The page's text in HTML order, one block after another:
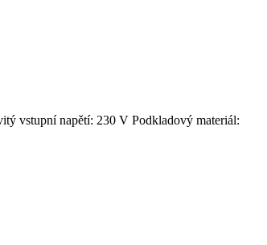
vstupní napětí: 230 V Podkladový materiál: